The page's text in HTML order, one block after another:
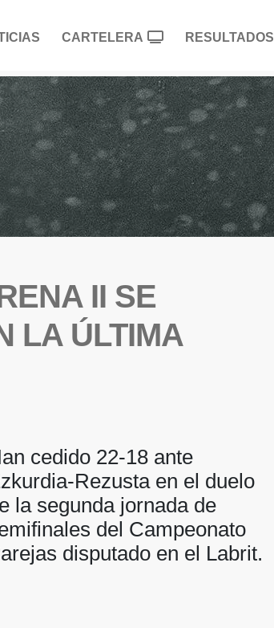
CARTELERA RESULTADOS
II SE
LA ÚLTIMA
cedido 22-18 ante
Rezusta en el duelo
la segunda jornada de
del Campeonato
disputado en el Labrit.